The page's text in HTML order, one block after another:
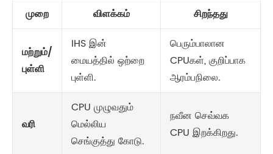
முறை
விளக்கம் சிறந்தது
மற்றும்/
புள்ளி
IHS இன்
மையத்தில் ஒற்றை
புள்ளி.
பெரும்பாலான
CPUகள், குறிப்பாக
ஆரம்பநிலை.
வரி
CPU முழுவதும்
மெல்லிய
செங்குத்து கோடு.
நவீன செவ்வக
CPU இறக்கிறது.